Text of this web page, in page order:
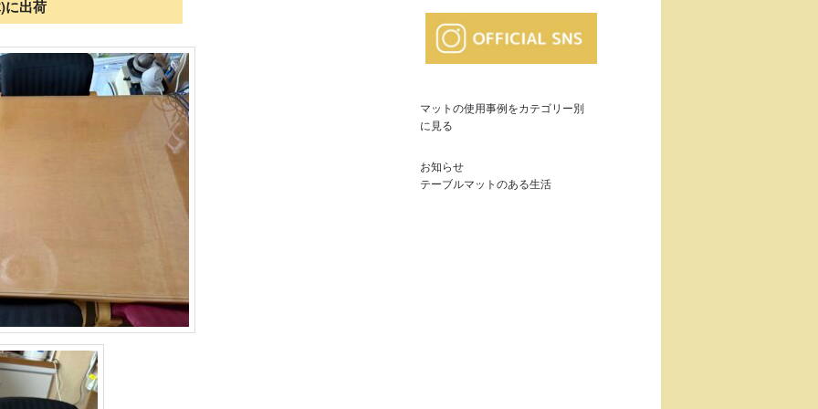
に出荷
マットの使用事例をカテゴリー別
に見る
お知らせ
テーブルマットのある生活